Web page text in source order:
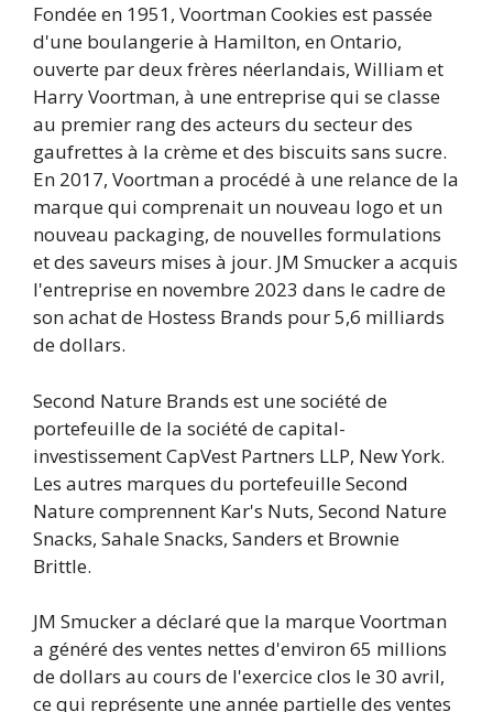
Fondée en 1951, Voortman Cookies est passée
d'une boulangerie à Hamilton, en Ontario,
ouverte par deux frères néerlandais, William et
Harry Voortman, à une entreprise qui se classe
au premier rang des acteurs du secteur des
gaufrettes à la crème et des biscuits sans sucre.
En 2017, Voortman a procédé à une relance de la
marque qui comprenait un nouveau logo et un
nouveau packaging, de nouvelles formulations
et des saveurs mises à jour. JM Smucker a acquis
l'entreprise en novembre 2023 dans le cadre de
son achat de Hostess Brands pour 5,6 milliards
de dollars.
Second Nature Brands est une société de
portefeuille de la société de capital-
investissement CapVest Partners LLP, New York.
Les autres marques du portefeuille Second
Nature comprennent Kar's Nuts, Second Nature
Snacks, Sahale Snacks, Sanders et Brownie
Brittle.
JM Smucker a déclaré que la marque Voortman
a généré des ventes nettes d'environ 65 millions
de dollars au cours de l'exercice clos le 30 avril,
ce qui représente une année partielle des ventes